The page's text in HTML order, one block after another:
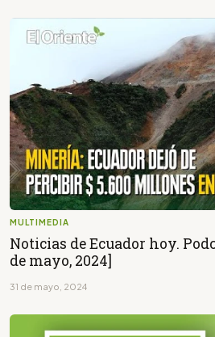
MULTIMEDIA
Noticias de Ecuador hoy.
de mayo, 2024]
31 de mayo, 2024